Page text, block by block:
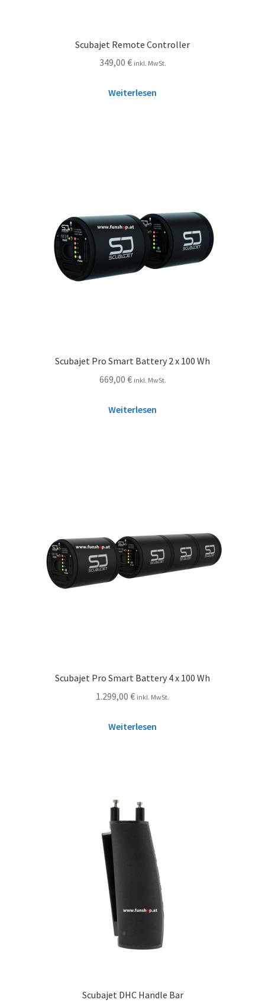
Scubajet Remote Controller
349,00 € inkl. MwSt.
Weiterlesen
Scubajet Pro Smart Battery 2 x 100 Wh
669,00 € inkl. MwSt.
Weiterlesen
Scubajet Pro Smart Battery 4 x 100 Wh
1.299,00 € inkl. MwSt.
Weiterlesen
Scubajet DHC Handle Bar